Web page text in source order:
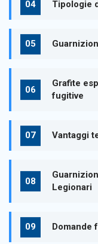
Tipologie
Grafite
fugitive
Vantaggi
Legionari
Domande